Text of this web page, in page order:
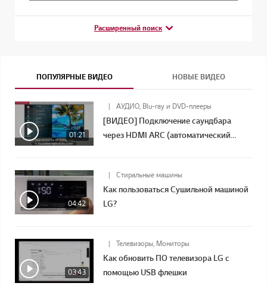
Расширенный поиск
ПОПУЛЯРНЫЕ ВИДЕО НОВЫЕ ВИДЕО
01:21
АУДИО, Blu-ray и DVD-плееры
[ВИДЕО] Подключение саундбара
через HDMI ARC (автоматический
04:42
Стиральные машины
Как пользоваться Сушильной машиной
LG?
03:43
Телевизоры, Мониторы
Как обновить ПО телевизора LG с
помощью USB флешки